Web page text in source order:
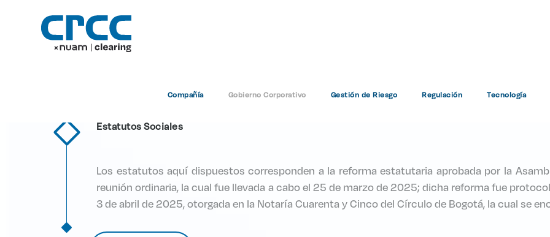
Compañía Gobierno Corporativo Gestión de Riesgo Regulación Tecnología
Estatutos Sociales
Los estatutos aquí dispuestos corresponden a la reforma estatutaria aprobada por la
reunión ordinaria, la cual fue llevada a cabo el 25 de marzo de 2025; dicha reforma fue
3 de abril de 2025, otorgada en la Notaría Cuarenta y Cinco del Círculo de Bogotá, la cual se